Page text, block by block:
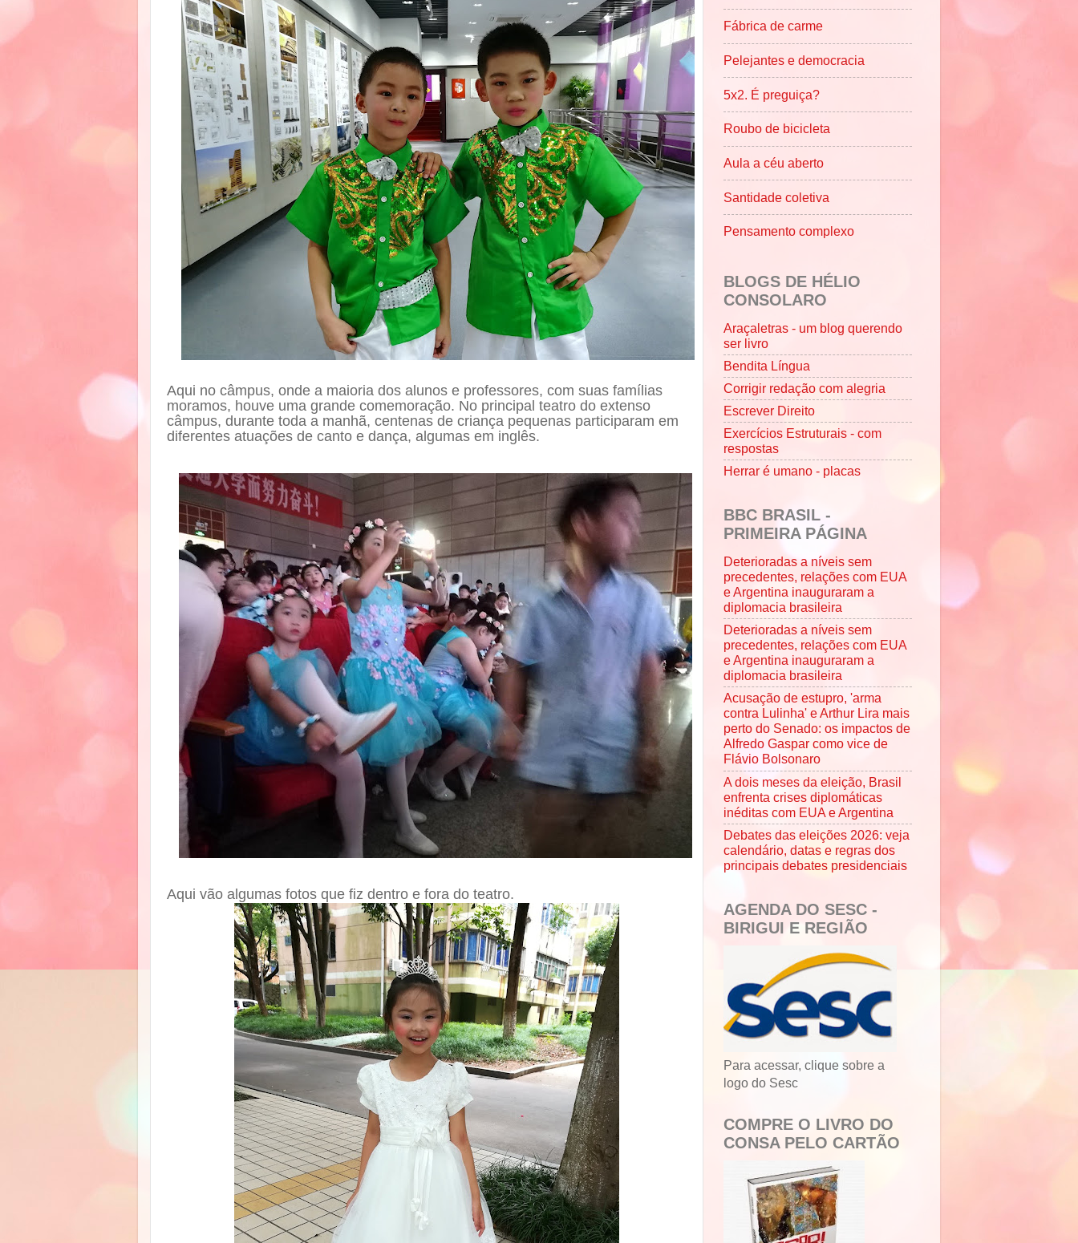
Aqui no câmpus, onde a maioria dos alunos e professores, com suas famílias
moramos, houve uma grande comemoração. No principal teatro do extenso
câmpus, durante toda a manhã, centenas de criança pequenas participaram em
diferentes atuações de canto e dança, algumas em inglês.
Aqui vão algumas fotos que fiz dentro e fora do teatro.
Fábrica de carme
Pelejantes e democracia
5x2. É preguiça?
Roubo de bicicleta
Aula a céu aberto
Santidade coletiva
Pensamento complexo
BLOGS DE HÉLIO
CONSOLARO
Araçaletras - um blog querendo
ser livro
Bendita Língua
Corrigir redação com alegria
Escrever Direito
Exercícios Estruturais - com
respostas
Herrar é umano - placas
BBC BRASIL -
PRIMEIRA PÁGINA
Deterioradas a níveis sem
precedentes, relações com EUA
e Argentina inauguraram a
diplomacia brasileira
Deterioradas a níveis sem
precedentes, relações com EUA
e Argentina inauguraram a
diplomacia brasileira
Acusação de estupro, 'arma
contra Lulinha' e Arthur Lira mais
perto do Senado: os impactos de
Alfredo Gaspar como vice de
Flávio Bolsonaro
A dois meses da eleição, Brasil
enfrenta crises diplomáticas
inéditas com EUA e Argentina
Debates das eleições 2026: veja
calendário, datas e regras dos
principais debates presidenciais
AGENDA DO SESC -
BIRIGUI E REGIÃO
Para acessar, clique sobre a
logo do Sesc
COMPRE O LIVRO DO
CONSA PELO CARTÃO